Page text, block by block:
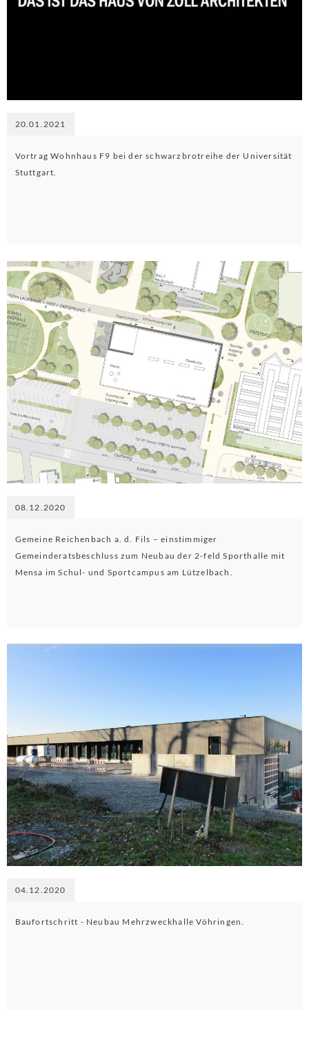
20.01.2021
Vortrag Wohnhaus F9 bei der schwarzbrotreihe der Universität
Stuttgart.
08.12.2020
Gemeine Reichenbach a. d. Fils – einstimmiger
Gemeinderatsbeschluss zum Neubau der 2-feld Sporthalle mit
Mensa im Schul- und Sportcampus am Lützelbach.
04.12.2020
Baufortschritt - Neubau Mehrzweckhalle Vöhringen.